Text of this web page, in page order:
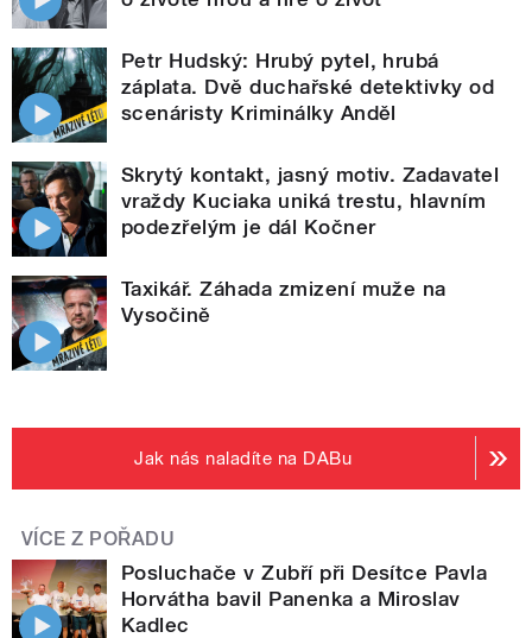
Petr Hudský: Hrubý pytel, hrubá
záplata. Dvě duchařské detektivky od
scenáristy Kriminálky Anděl
Skrytý kontakt, jasný motiv. Zadavatel
vraždy Kuciaka uniká trestu, hlavním
podezřelým je dál Kočner
Taxikář. Záhada zmizení muže na
Vysočině
Jak nás naladíte na DABu
VÍCE Z POŘADU
Posluchače v Zubří při Desítce Pavla
Horvátha bavil Panenka a Miroslav
Kadlec